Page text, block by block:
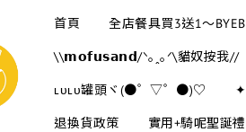
首頁 全店餐具買3送1～
\\𝗺𝗼𝗳𝘂𝘀𝗮𝗻𝗱/ᐠ｡ꞈ｡ᐟ\貓奴按我//
ʟᴜʟᴜ罐頭ヾ(●゜▽゜●)♡
退換貨政策 實用+騎呢聖誕